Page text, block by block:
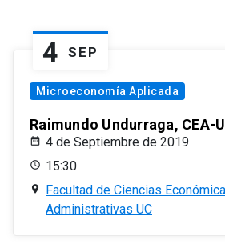
4 SEP
Microeconomía Aplicada
Raimundo Undurraga, CEA-
4 de Septiembre de 2019
15:30
Facultad de Ciencias
Administrativas UC